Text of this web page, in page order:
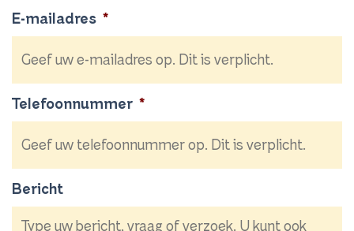
E-mailadres *
Telefoonnummer *
Bericht